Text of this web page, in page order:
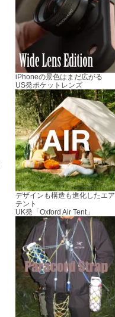
iPhoneの景色はまだ広がる
US発ポケットレンズ
デザインも構造も進化したエア
テント
UK発「Oxford Air Tent」